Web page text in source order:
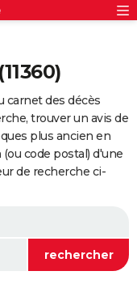
carnet des décès
trouver un avis de
plus ancien en
code postal) d'une
de recherche ci-